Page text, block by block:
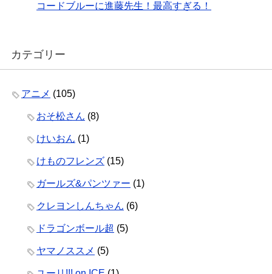
コードブルーに進藤先生！最高すぎる！
カテゴリー
アニメ (105)
おそ松さん (8)
けいおん (1)
けものフレンズ (15)
ガールズ&パンツァー (1)
クレヨンしんちゃん (6)
ドラゴンボール超 (5)
ヤマノススメ (5)